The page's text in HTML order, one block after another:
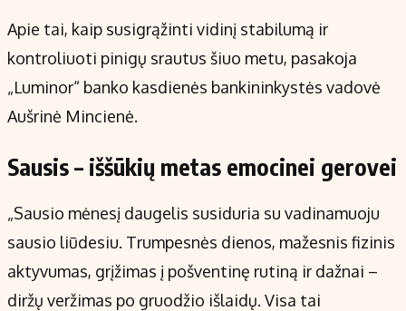
Apie tai, kaip susigrąžinti vidinį stabilumą ir
kontroliuoti pinigų srautus šiuo metu, pasakoja
„Luminor“ banko kasdienės bankininkystės vadovė
Aušrinė Mincienė.
Sausis – iššūkių metas emocinei gerovei
„Sausio mėnesį daugelis susiduria su vadinamuoju
sausio liūdesiu. Trumpesnės dienos, mažesnis fizinis
aktyvumas, grįžimas į pošventinę rutiną ir dažnai –
diržų veržimas po gruodžio išlaidų. Visa tai